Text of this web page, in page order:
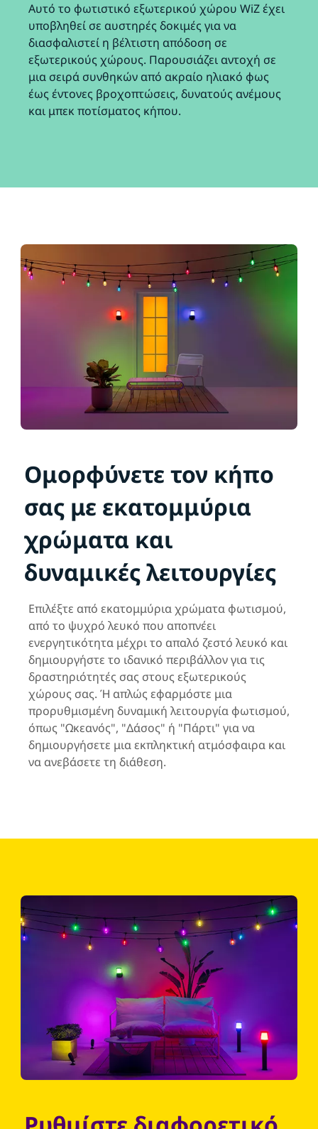
Αυτό το φωτιστικό εξωτερικού χώρου WiZ έχει
υποβληθεί σε αυστηρές δοκιμές για να
διασφαλιστεί η βέλτιστη απόδοση σε
εξωτερικούς χώρους. Παρουσιάζει αντοχή σε
μια σειρά συνθηκών από ακραίο ηλιακό φως
έως έντονες βροχοπτώσεις, δυνατούς ανέμους
και μπεκ ποτίσματος κήπου.
Ομορφύνετε τον κήπο
σας με εκατομμύρια
χρώματα και
δυναμικές λειτουργίες
Επιλέξτε από εκατομμύρια χρώματα φωτισμού,
από το ψυχρό λευκό που αποπνέει
ενεργητικότητα μέχρι το απαλό ζεστό λευκό και
δημιουργήστε το ιδανικό περιβάλλον για τις
δραστηριότητές σας στους εξωτερικούς
χώρους σας. Ή απλώς εφαρμόστε μια
προρυθμισμένη δυναμική λειτουργία φωτισμού,
όπως "Ωκεανός", "Δάσος" ή "Πάρτι" για να
δημιουργήσετε μια εκπληκτική ατμόσφαιρα και
να ανεβάσετε τη διάθεση.